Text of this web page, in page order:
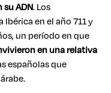
ADN. Los
en el año 711 y
un período en que
en una relativa
españolas que